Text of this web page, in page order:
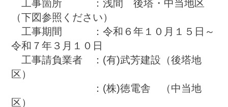
工事箇所 ：浅間 後塔・中当地区
（下図参照ください）
工事期間 ：令和６年１０月１５日～
令和７年３月１０日
工事請負業者 ：(有)武芳建設（後塔地
区）
：(株)徳電舎 （中当地
区）